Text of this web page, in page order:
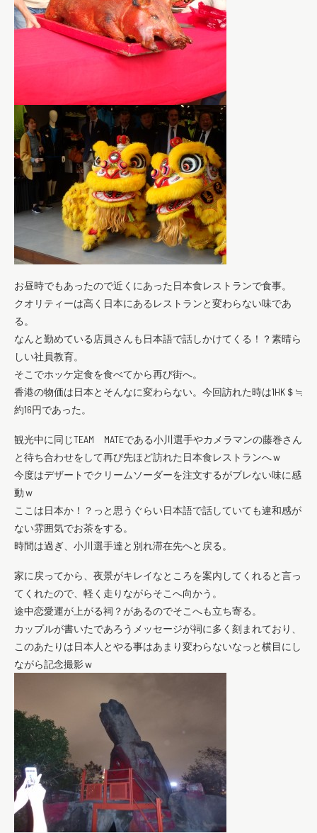
お昼時でもあったので近くにあった日本食レストランで食事。
クオリティーは高く日本にあるレストランと変わらない味であ
る。
なんと勤めている店員さんも日本語で話しかけてくる！？素晴ら
しい社員教育。
そこでホッケ定食を食べてから再び街へ。
香港の物価は日本とそんなに変わらない。今回訪れた時は1HK＄≒
約16円であった。
観光中に同じTEAM MATEである小川選手やカメラマンの藤巻さん
と待ち合わせをして再び先ほど訪れた日本食レストランへｗ
今度はデザートでクリームソーダーを注文するがブレない味に感
動ｗ
ここは日本か！？っと思うぐらい日本語で話していても違和感が
ない雰囲気でお茶をする。
時間は過ぎ、小川選手達と別れ滞在先へと戻る。
家に戻ってから、夜景がキレイなところを案内してくれると言っ
てくれたので、軽く走りながらそこへ向かう。
途中恋愛運が上がる祠？があるのでそこへも立ち寄る。
カップルが書いたであろうメッセージが祠に多く刻まれており、
このあたりは日本人とやる事はあまり変わらないなっと横目にし
ながら記念撮影ｗ